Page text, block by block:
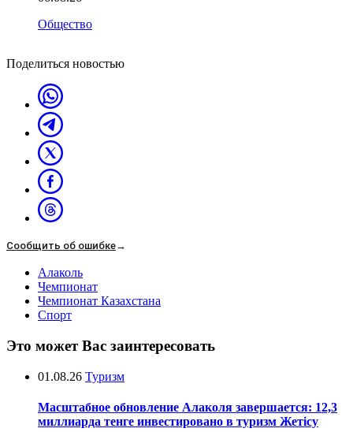
Общество
Поделиться новостью
Сообщить об ошибке→
Алаколь
Чемпионат
Чемпионат Казахстана
Спорт
Это может Вас заинтересовать
01.08.26 Туризм
Масштабное обновление Алаколя завершается: 12,3
миллиарда тенге инвестировано в туризм Жетісу